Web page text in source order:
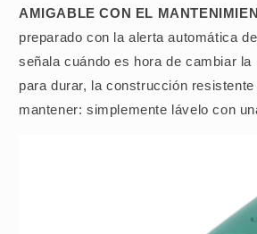
AMIGABLE CON EL
preparado con la alerta automática
señala cuándo es hora de cambiar la
para durar, la construcción
mantener: simplemente lávelo con